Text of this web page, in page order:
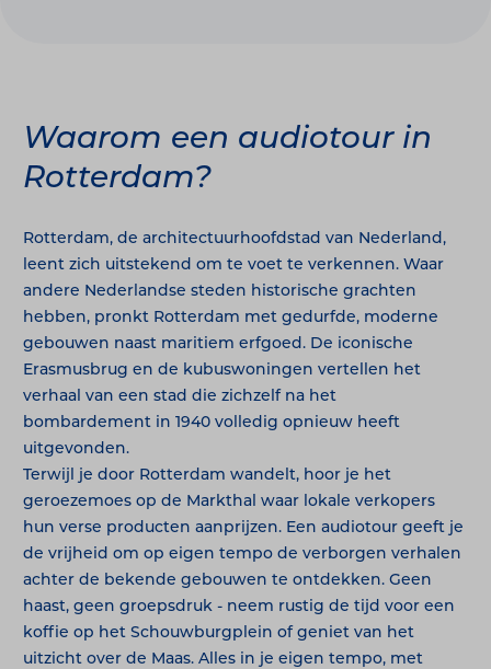
Waarom een audiotour in
Rotterdam?
Rotterdam, de architectuurhoofdstad van Nederland,
leent zich uitstekend om te voet te verkennen. Waar
andere Nederlandse steden historische grachten
hebben, pronkt Rotterdam met gedurfde, moderne
gebouwen naast maritiem erfgoed. De iconische
Erasmusbrug en de kubuswoningen vertellen het
verhaal van een stad die zichzelf na het
bombardement in 1940 volledig opnieuw heeft
uitgevonden.
Terwijl je door Rotterdam wandelt, hoor je het
geroezemoes op de Markthal waar lokale verkopers
hun verse producten aanprijzen. Een audiotour geeft je
de vrijheid om op eigen tempo de verborgen verhalen
achter de bekende gebouwen te ontdekken. Geen
haast, geen groepsdruk - neem rustig de tijd voor een
koffie op het Schouwburgplein of geniet van het
uitzicht over de Maas. Alles in je eigen tempo, met